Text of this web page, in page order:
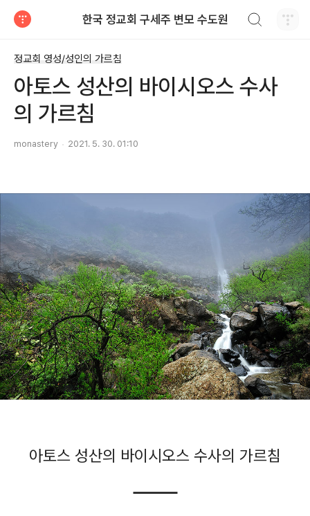
한국 정교회 구세주 변모 수도원
정교회 영성/성인의 가르침
아토스 성산의 바이시오스 수사
의 가르침
monastery 2021. 5. 30. 01:10
아토스 성산의 바이시오스 수사의 가르침